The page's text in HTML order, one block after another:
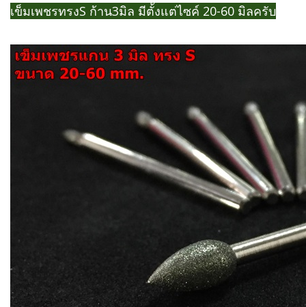
เข็มเพชรทรงS ก้าน3มิล มีตั้งแต่ไซค์ 20-60 มิลครับ